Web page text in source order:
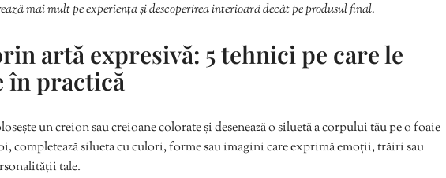
mai mult pe experiența și descoperirea interioară decât pe produsul final.
artă expresivă: 5 tehnici pe care le
în practică
un creion sau creioane colorate și desenează o siluetă a corpului tău pe o foaie
completează silueta cu culori, forme sau imagini care exprimă emoții, trăiri sau
tale.